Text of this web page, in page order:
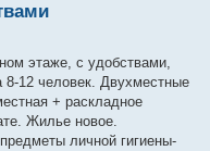
этаже, с удобствами,
8-12 человек. Двухместные
+ раскладное
Жилье новое.
личной гигиены-